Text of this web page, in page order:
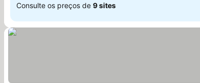
Consulte os preços de 9 sites